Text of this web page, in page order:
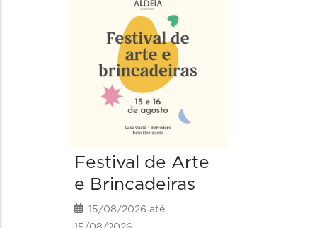
Festival de Arte
e Brincadeiras
15/08/2026 até